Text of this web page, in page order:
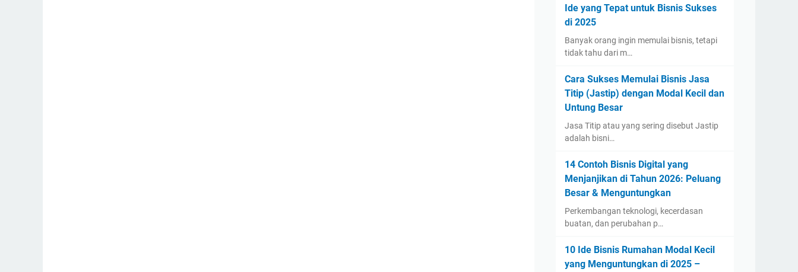
Ide yang Tepat untuk Bisnis Sukses
di 2025
Banyak orang ingin memulai bisnis, tetapi
tidak tahu dari m…
Cara Sukses Memulai Bisnis Jasa
Titip (Jastip) dengan Modal Kecil dan
Untung Besar
Jasa Titip atau yang sering disebut Jastip
adalah bisni…
14 Contoh Bisnis Digital yang
Menjanjikan di Tahun 2026: Peluang
Besar & Menguntungkan
Perkembangan teknologi, kecerdasan
buatan, dan perubahan p…
10 Ide Bisnis Rumahan Modal Kecil
yang Menguntungkan di 2025 –